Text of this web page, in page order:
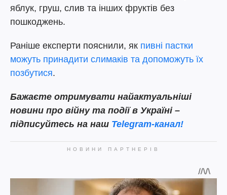
яблук, груш, слив та інших фруктів без
пошкоджень.
Раніше експерти пояснили, як пивні пастки
можуть принадити слимаків та допоможуть їх
позбутися.
Бажаєте отримувати найактуальніші
новини про війну та події в Україні –
підписуйтесь на наш Telegram-канал!